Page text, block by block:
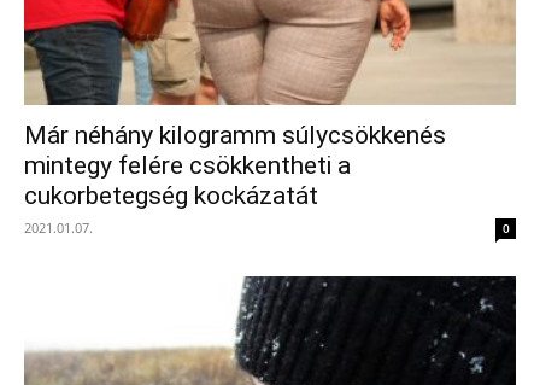
Már néhány kilogramm súlycsökkenés
mintegy felére csökkentheti a
cukorbetegség kockázatát
2021.01.07. 0